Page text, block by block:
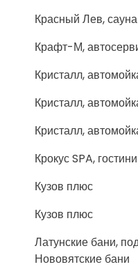
Красный Лев, сауна
Крафт-М,
Кристалл,
Кристалл,
Кристалл,
Крокус SPA,
Кузов плюс
Кузов плюс
Латунские бани,
Нововятские бани